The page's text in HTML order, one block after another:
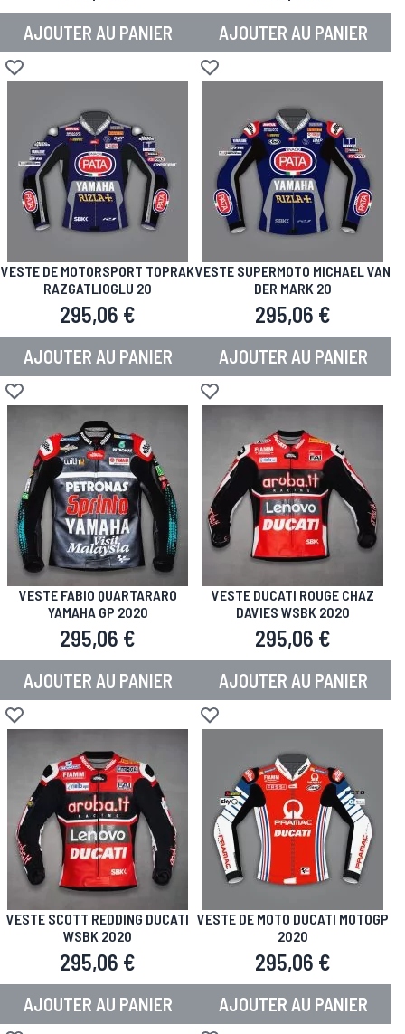
AJOUTER AU PANIER
Ajouter à la liste d'achats
AJOUTER AU PANIER
Ajouter à la liste d'achats
VESTE DE MOTORSPORT TOPRAK
RAZGATLIOGLU 20
295,06 €
AJOUTER AU PANIER
Ajouter à la liste d'achats
VESTE SUPERMOTO MICHAEL VAN
DER MARK 20
295,06 €
AJOUTER AU PANIER
Ajouter à la liste d'achats
VESTE FABIO QUARTARARO
YAMAHA GP 2020
295,06 €
AJOUTER AU PANIER
Ajouter à la liste d'achats
VESTE DUCATI ROUGE CHAZ
DAVIES WSBK 2020
295,06 €
AJOUTER AU PANIER
Ajouter à la liste d'achats
VESTE SCOTT REDDING DUCATI
WSBK 2020
295,06 €
AJOUTER AU PANIER
VESTE DE MOTO DUCATI MOTOGP
2020
295,06 €
AJOUTER AU PANIER